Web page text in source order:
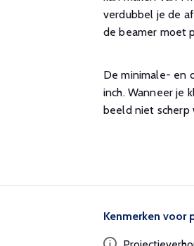
verdubbel je de
de beamer moet
De minimale- en
inch. Wanneer je
beeld niet
Kenmerken voor